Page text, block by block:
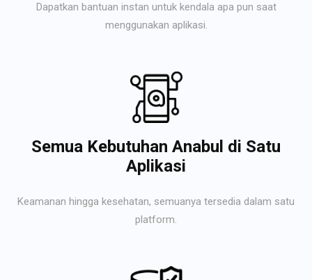
Dapatkan bantuan instan untuk kendala apa pun saat
menggunakan aplikasi.
Semua Kebutuhan Anabul di Satu
Aplikasi
Keamanan hingga kesehatan, semuanya tersedia dalam satu
platform.